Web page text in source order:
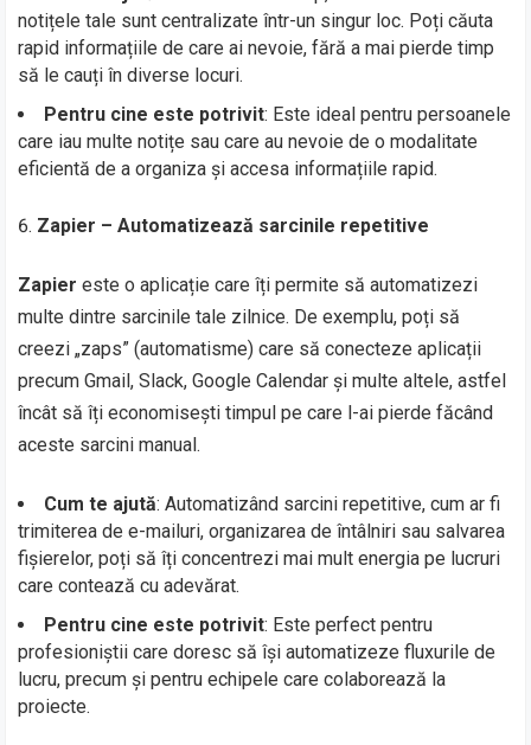
notițele tale sunt centralizate într-un singur loc. Poți căuta
rapid informațiile de care ai nevoie, fără a mai pierde timp
să le cauți în diverse locuri.
Pentru cine este potrivit: Este ideal pentru persoanele
care iau multe notițe sau care au nevoie de o modalitate
eficientă de a organiza și accesa informațiile rapid.
Zapier – Automatizează sarcinile repetitive
Zapier este o aplicație care îți permite să automatizezi
multe dintre sarcinile tale zilnice. De exemplu, poți să
creezi „zaps” (automatisme) care să conecteze aplicații
precum Gmail, Slack, Google Calendar și multe altele, astfel
încât să îți economisești timpul pe care l-ai pierde făcând
aceste sarcini manual.
Cum te ajută: Automatizând sarcini repetitive, cum ar fi
trimiterea de e-mailuri, organizarea de întâlniri sau salvarea
fișierelor, poți să îți concentrezi mai mult energia pe lucruri
care contează cu adevărat.
Pentru cine este potrivit: Este perfect pentru
profesioniștii care doresc să își automatizeze fluxurile de
lucru, precum și pentru echipele care colaborează la
proiecte.